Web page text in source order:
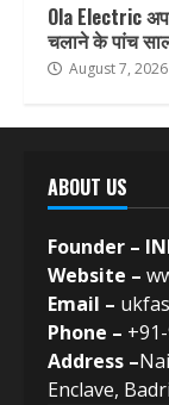
Ola Electric
चलाने के पांच
August 7, 2026
ABOUT US
Founder –
Website –
Email –
Phone –
Address –
Enclave,